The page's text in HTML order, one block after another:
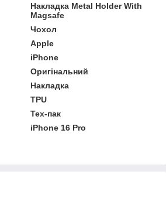
Накладка Metal Holder With
Magsafe
Чохол
Apple
iPhone
Оригінальний
Накладка
TPU
Тех-пак
iPhone 16 Pro